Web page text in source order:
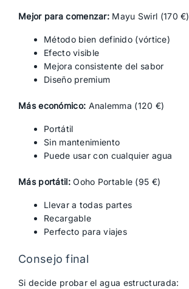
Mejor para comenzar: Mayu Swirl (170 €)
Método bien definido (vórtice)
Efecto visible
Mejora consistente del sabor
Diseño premium
Más económico: Analemma (120 €)
Portátil
Sin mantenimiento
Puede usar con cualquier agua
Más portátil:Ooho Portable (95 €)
Llevar a todas partes
Recargable
Perfecto para viajes
Consejo final
Si decide probar el agua estructurada: